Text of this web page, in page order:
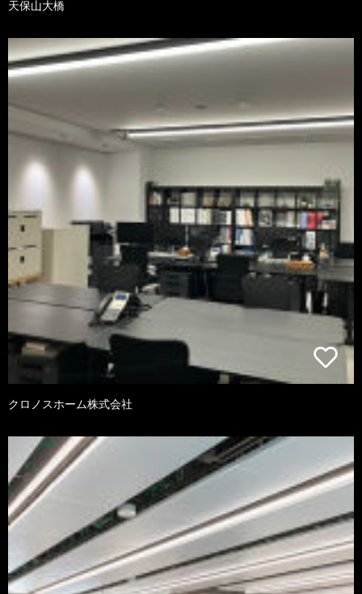
天保山大橋
クロノスホーム株式会社